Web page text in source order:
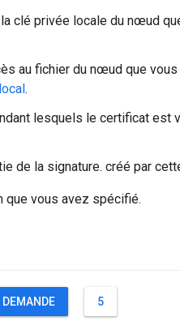
clé privée locale du nœud
au fichier du nœud que vous
.
lesquels le certificat est
de la signature. créé par
que vous avez spécifié.
5